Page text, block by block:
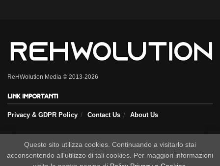
ReHWolution Media © 2013-2026
Link importanti
Privacy & GDPR Policy Contact Us About Us
Seguici sui nostri social
Questo sito utilizza cookies. Continuando a visitarlo stai
acconsentendo all'utilizzo di tali cookies. Per maggiori informazioni